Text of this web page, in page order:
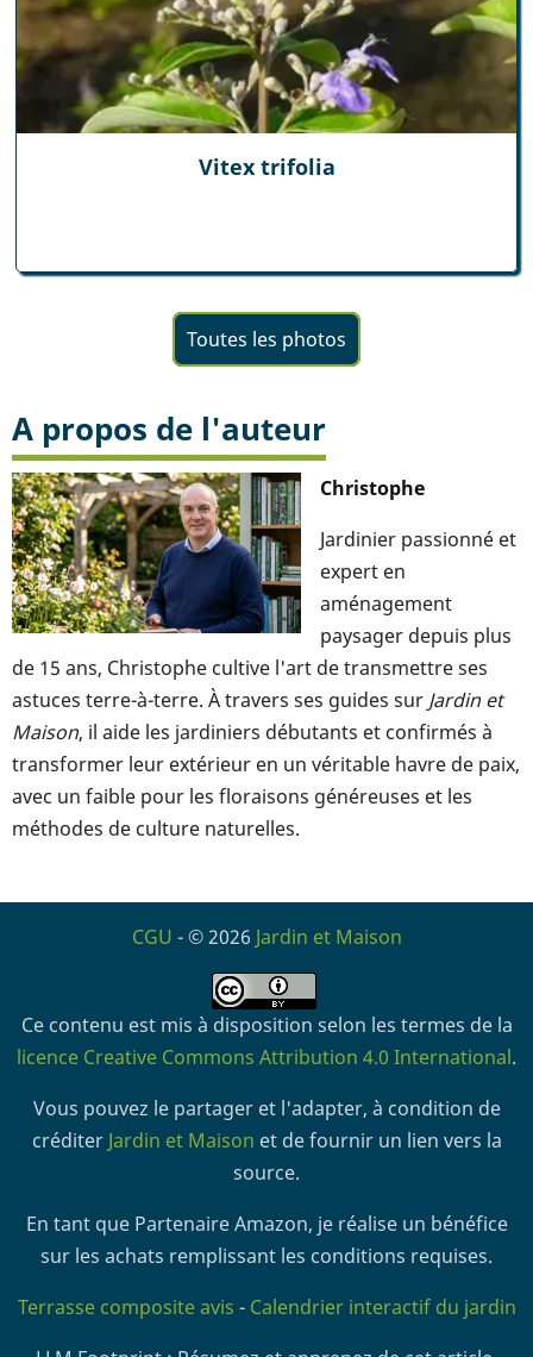
Vitex trifolia
Toutes les photos
A propos de l'auteur
Christophe
Jardinier passionné et
expert en
aménagement
paysager depuis plus
de 15 ans, Christophe cultive l'art de transmettre ses
astuces terre-à-terre. À travers ses guides sur Jardin et
Maison, il aide les jardiniers débutants et confirmés à
transformer leur extérieur en un véritable havre de paix,
avec un faible pour les floraisons généreuses et les
méthodes de culture naturelles.
CGU - © 2026 Jardin et Maison
Ce contenu est mis à disposition selon les termes de la
licence Creative Commons Attribution 4.0 International.
Vous pouvez le partager et l'adapter, à condition de
créditer Jardin et Maison et de fournir un lien vers la
source.
En tant que Partenaire Amazon, je réalise un bénéfice
sur les achats remplissant les conditions requises.
Terrasse composite avis - Calendrier interactif du jardin